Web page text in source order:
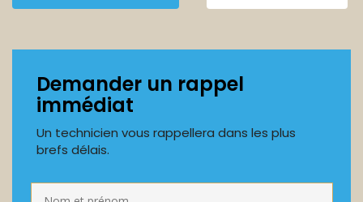
Demander un rappel
immédiat
Un technicien vous rappellera dans les plus
brefs délais.